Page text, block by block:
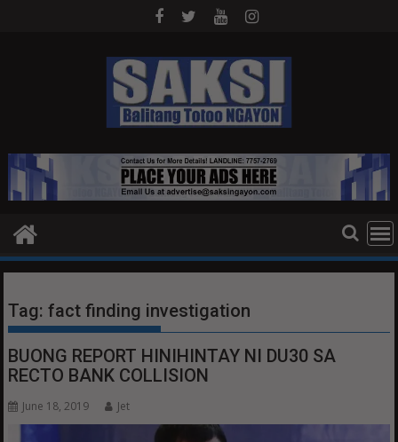
Tag:fact finding investigation
BUONG REPORT HINIHINTAY NI DU30 SA
RECTO BANK COLLISION
June 18, 2019 Jet